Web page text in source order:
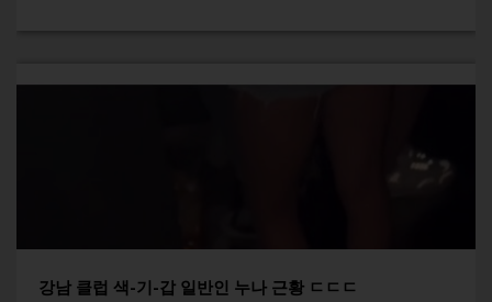
강남 클럽 색-기-갑 일반인 누나 근황 ㄷㄷㄷ